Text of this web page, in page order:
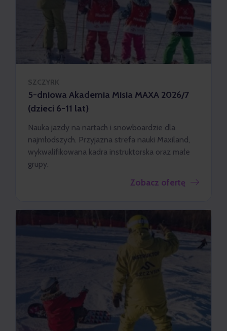
SZCZYRK
5-dniowa Akademia Misia MAXA 2026/7
(dzieci 6-11 lat)
Nauka jazdy na nartach i snowboardzie dla
najmłodszych. Przyjazna strefa nauki Maxiland,
wykwalifikowana kadra instruktorska oraz małe
grupy.
Zobacz ofertę